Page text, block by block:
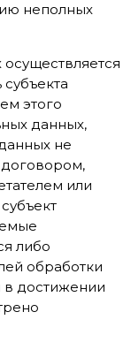
неполных
этого
данных,
не
или
либо
обработки
в достижении